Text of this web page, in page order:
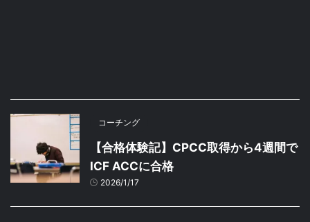
コーチング
【合格体験記】CPCC取得から4週間で
ICF ACCに合格
2026/1/17